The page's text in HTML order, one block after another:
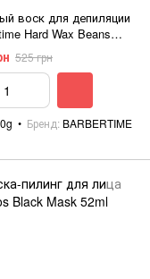
воск для депиляции
Hard Wax Beans
500g
525 грн
Бренд BARBERTIME